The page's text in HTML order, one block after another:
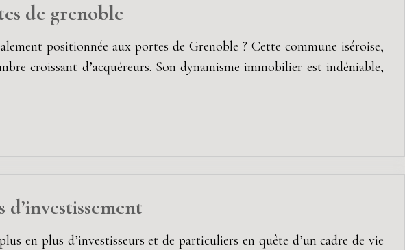
de grenoble
positionnée aux portes de Grenoble ? Cette commune iséroise,
croissant d’acquéreurs. Son dynamisme immobilier est indéniable,
en plus d’investisseurs et de particuliers en quête d’un cadre de vie